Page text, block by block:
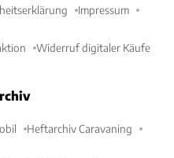
Impressum
Widerruf digitaler Käufe
Heftarchiv Caravaning